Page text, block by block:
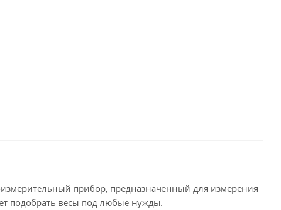
прибор, предназначенный для измерения
подобрать весы под любые нужды.